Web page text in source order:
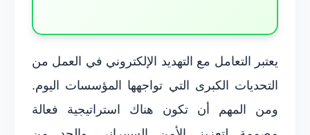
يعتبر التعامل مع التهديد الإلكتروني في العمل من
التحديات الكبرى التي تواجهها المؤسسات اليوم.
ومن المهم أن تكون هناك استراتيجية فعالة